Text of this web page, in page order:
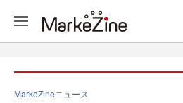
MarkeZineニュース